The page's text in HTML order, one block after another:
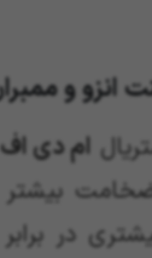
ام‌ دی ‌اف
بیشتر
در